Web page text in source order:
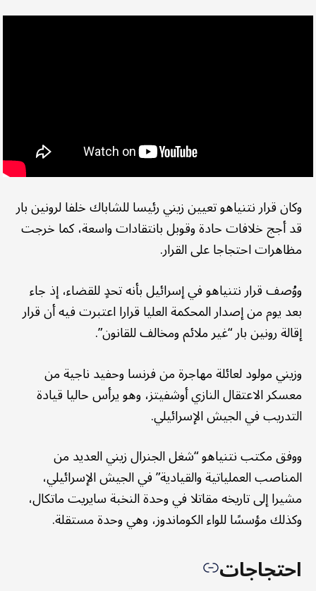
وكان قرار نتنياهو تعيين زيني رئيسا للشاباك خلفا لرونين بار
قد أجج خلافات حادة وقوبل بانتقادات واسعة، كما خرجت
مظاهرات احتجاجا على القرار.
ووُصف قرار نتنياهو في إسرائيل بأنه تحدٍ للقضاء، إذ جاء
بعد يوم من إصدار المحكمة العليا قرارا اعتبرت فيه أن قرار
إقالة رونين بار “غير ملائم ومخالف للقانون”.
وزيني مولود لعائلة مهاجرة من فرنسا وحفيد ناجية من
معسكر الاعتقال النازي أوشفيتز، وهو يرأس حاليا قيادة
التدريب في الجيش الإسرائيلي.
ووفق مكتب نتنياهو “شغل الجنرال زيني العديد من
المناصب العملياتية والقيادية” في الجيش الإسرائيلي،
مشيرا إلى تاريخه مقاتلا في وحدة النخبة سايريت ماتكال،
وكذلك مؤسسًا للواء الكوماندوز، وهي وحدة مستقلة.
احتجاجات